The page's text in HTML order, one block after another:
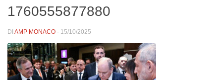
1760555877880
DI AMP MONACO · 15/10/2025